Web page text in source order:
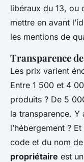
libéraux du 13, ou
mettre en avant
les mentions de
Transparence
Les prix varient
Entre 1 500 et 4
produits ? De 5
la transparence.
l’hébergement ?
code et du nom de
propriétaire est